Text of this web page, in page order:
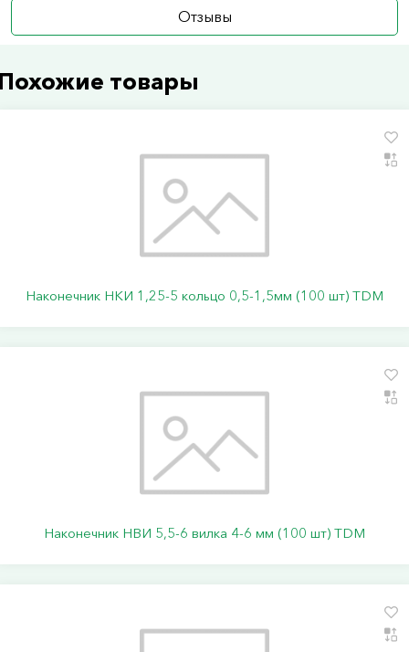
Отзывы
товары
Наконечник НКИ 1,25-5 кольцо 0,5-1,5мм (100 шт) TDM
Наконечник НВИ 5,5-6 вилка 4-6 мм (100 шт) TDM